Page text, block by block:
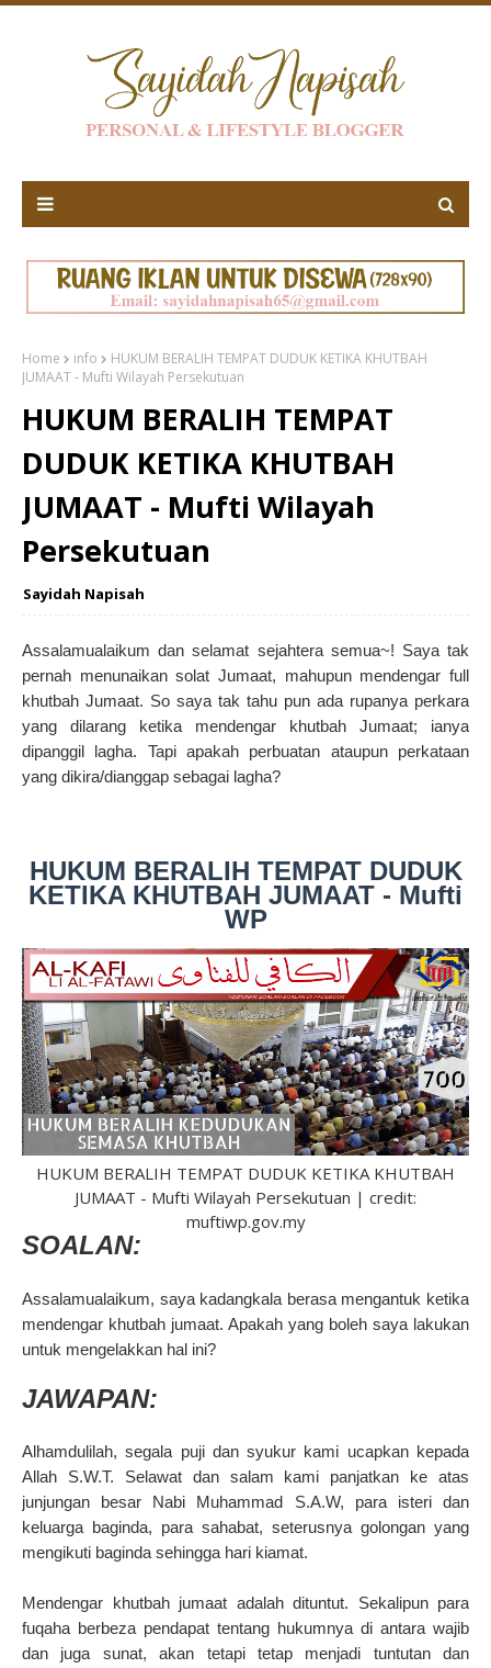
Home info
HUKUM BERALIH TEMPAT DUDUK KETIKA KHUTBAH
JUMAAT - Mufti Wilayah Persekutuan
HUKUM BERALIH TEMPAT
DUDUK KETIKA KHUTBAH
JUMAAT - Mufti Wilayah
Persekutuan
Sayidah Napisah
Assalamualaikum dan selamat sejahtera semua~! Saya tak
pernah menunaikan solat Jumaat, mahupun mendengar full
khutbah Jumaat. So saya tak tahu pun ada rupanya perkara
yang dilarang ketika mendengar khutbah Jumaat; ianya
dipanggil lagha. Tapi apakah perbuatan ataupun perkataan
yang dikira/dianggap sebagai lagha?
HUKUM BERALIH TEMPAT DUDUK
KETIKA KHUTBAH JUMAAT - Mufti
WP
HUKUM BERALIH TEMPAT DUDUK KETIKA KHUTBAH
JUMAAT - Mufti Wilayah Persekutuan | credit:
muftiwp.gov.my
SOALAN:
Assalamualaikum, saya kadangkala berasa mengantuk ketika
mendengar khutbah jumaat. Apakah yang boleh saya lakukan
untuk mengelakkan hal ini?
JAWAPAN:
Alhamdulilah, segala puji dan syukur kami ucapkan kepada
Allah S.W.T. Selawat dan salam kami panjatkan ke atas
junjungan besar Nabi Muhammad S.A.W, para isteri dan
keluarga baginda, para sahabat, seterusnya golongan yang
mengikuti baginda sehingga hari kiamat.
Mendengar khutbah jumaat adalah dituntut. Sekalipun para
fuqaha berbeza pendapat tentang hukumnya di antara wajib
dan juga sunat, akan tetapi tetap menjadi tuntutan dan